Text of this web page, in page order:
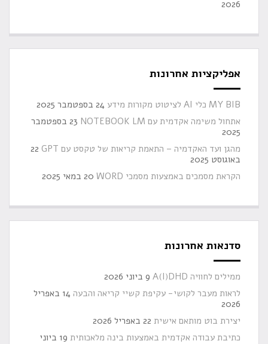
אפליקציות אחרונות
MY BIB כלי AI לציטוט מקורות מידע
24 בספטמבר 2025
אתחול משימה אקדמית עם NOTEBOOK LM
23 בספטמבר
מהגן ועד האקדמיה – התאמת קריאות של טקסט עם GPT
22
באוגוסט 2025
הקראת מסמכים באמצעות מסמכי WORD
20 במאי 2025
סדנאות אחרונות
ממילים לחוויה A(I)DHD
9 ביוני 2026
לראות מעבר לקושי- עקיפת קשיי קריאה והבעה
14 באפריל
יצירת בוט מותאם אישית 22 באפריל 2026
כתיבת עבודה אקדמית באמצעות בינה מלאכותית
19 ביוני